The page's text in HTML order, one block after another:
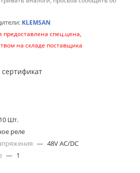
KLEMSAN
предоставлена спец.цена,
на складе поставщика
10 Шт.
реле
— 48V AC/DC
— 1